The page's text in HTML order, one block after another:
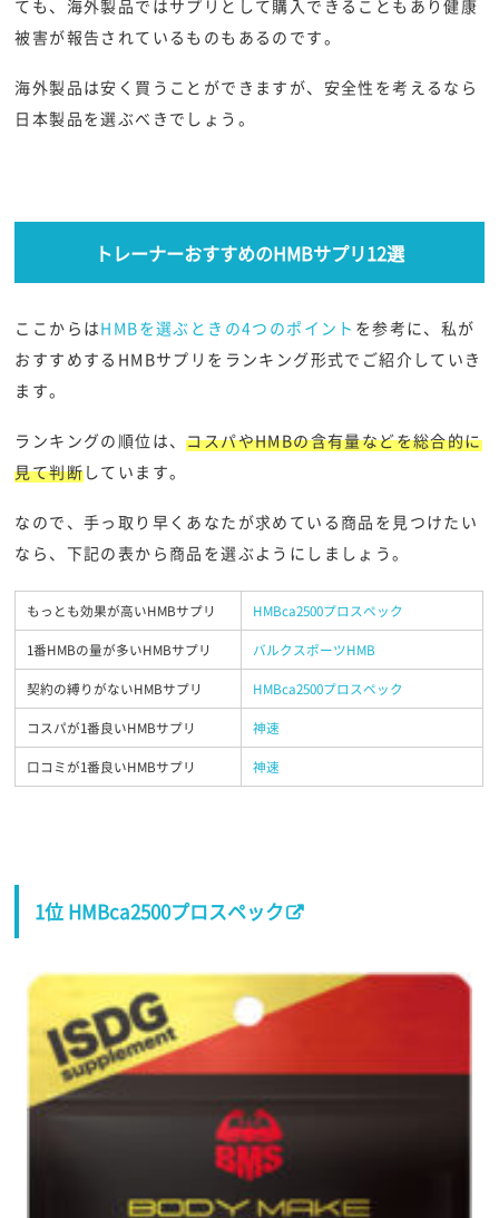
ても、海外製品ではサプリとして購入できることもあり健康
被害が報告されているものもあるのです。
海外製品は安く買うことができますが、安全性を考えるなら
日本製品を選ぶべきでしょう。
トレーナーおすすめのHMBサプリ12選
ここからはHMBを選ぶときの4つのポイント を参考に、私が
おすすめするHMBサプリをランキング形式でご紹介していき
ます。
ランキングの順位は、コスパやHMBの含有量などを総合的に
見て判断しています。
なので、手っ取り早くあなたが求めている商品を見つけたい
なら、下記の表から商品を選ぶようにしましょう。
もっとも効果が高いHMBサプリ
HMBca2500プロスペック
1番HMBの量が多いHMBサプリ
バルクスポーツHMB
契約の縛りがないHMBサプリ
HMBca2500プロスペック
コスパが1番良いHMBサプリ
神速
口コミが1番良いHMBサプリ
神速
1位 HMBca2500プロスペック